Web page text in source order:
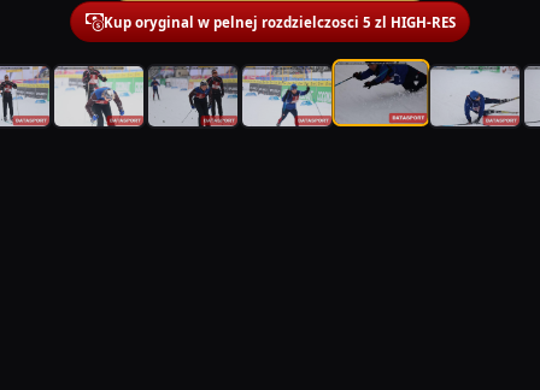
Kup oryginal w pelnej rozdzielczosci 5 zl HIGH-RES